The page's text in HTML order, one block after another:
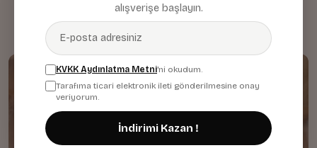
alışverişe başlayın.
KVKK Aydınlatma Metni'ni okudum.
Tarafıma ticari elektronik ileti gönderilmesine onay
veriyorum.
İndirimi Kazan !